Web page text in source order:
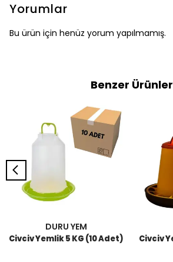
Yorumlar
Bu ürün için henüz yorum yapılmamış.
Benzer Ürünler
DURU YEM
Civciv Yemlik 5 KG (10 Adet)